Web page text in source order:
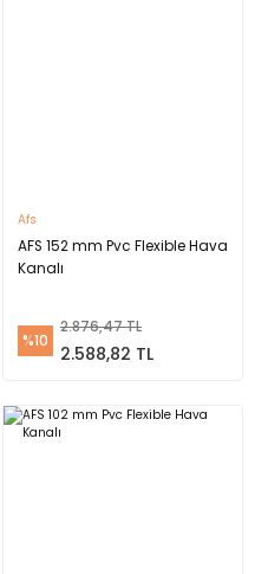
Afs
AFS 152 mm Pvc Flexible Hava
Kanalı
%10
2.876,47 TL
2.588,82 TL